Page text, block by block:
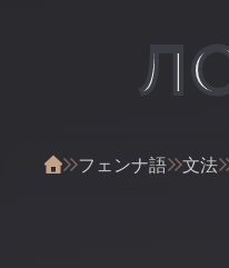
フェンナ語 文法